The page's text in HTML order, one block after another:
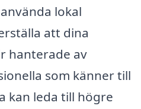
lokal
att dina
hanterade av
som känner till
kan leda till högre